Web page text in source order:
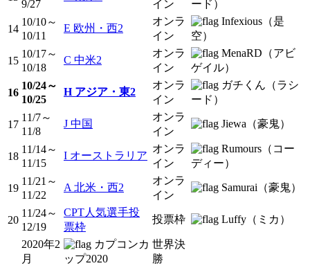
9/27 イン ード）
14
10/10～
10/11
E 欧州・西2
オンラ
イン
Infexious（是
空）
15
10/17～
10/18
C 中米2
オンラ
イン
MenaRD（アビ
ゲイル）
16
10/24～
10/25
H アジア・東2
オンラ
イン
ガチくん（ラシ
ード）
17
11/7～
11/8
J 中国
オンラ
イン
Jiewa（豪鬼）
18
11/14～
11/15
I オーストラリア
オンラ
イン
Rumours（コー
ディー）
19
11/21～
11/22
A 北米・西2
オンラ
イン
Samurai（豪鬼）
20
11/24～
12/19
CPT人気選手投
票枠
投票枠 Luffy（ミカ）
2020年2
月
カプコンカ
ップ2020
世界決
勝